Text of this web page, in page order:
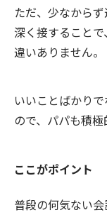
ただ、少なから
深く接すること
違いありません。
いいことばかり
ので、パパも積極
ここがポイント
普段の何気ない